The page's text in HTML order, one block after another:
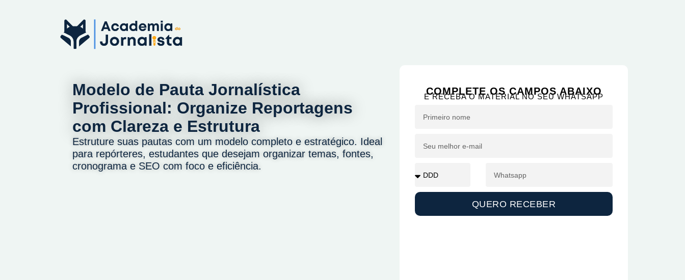
Modelo de Pauta Jornalística
Profissional: Organize Reportagens
com Clareza e Estrutura
Estruture suas pautas com um modelo completo e estratégico. Ideal
para repórteres, estudantes que desejam organizar temas, fontes,
cronograma e SEO com foco e eficiência.
COMPLETE OS CAMPOS ABAIXO
E RECEBA O MATERIAL NO SEU WHATSAPP
QUERO RECEBER